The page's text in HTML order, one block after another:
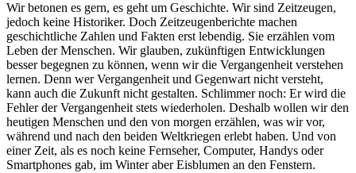
Wir betonen es gern, es geht um Geschichte. Wir sind Zeitzeugen,
jedoch keine Historiker. Doch Zeitzeugenberichte machen
geschichtliche Zahlen und Fakten erst lebendig. Sie erzählen vom
Leben der Menschen. Wir glauben, zukünftigen Entwicklungen
besser begegnen zu können, wenn wir die Vergangenheit verstehen
lernen. Denn wer Vergangenheit und Gegenwart nicht versteht,
kann auch die Zukunft nicht gestalten. Schlimmer noch: Er wird die
Fehler der Vergangenheit stets wiederholen. Deshalb wollen wir den
heutigen Menschen und den von morgen erzählen, was wir vor,
während und nach den beiden Weltkriegen erlebt haben. Und von
einer Zeit, als es noch keine Fernseher, Computer, Handys oder
Smartphones gab, im Winter aber Eisblumen an den Fenstern.